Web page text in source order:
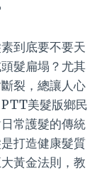
到底要不要天
髮扁塌？尤其
裂，總讓人心
美髮版鄉民
常護髮的傳統
打造健康髮質
黃金法則，教